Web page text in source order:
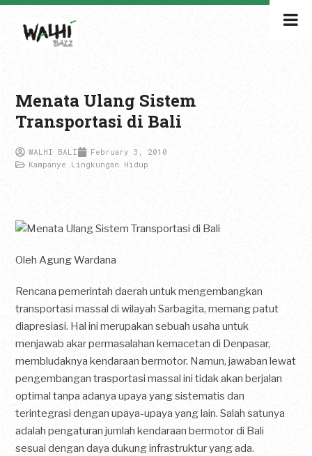
Menata Ulang Sistem
Transportasi di Bali
WALHI BALI
February 3, 2010
Kampanye Lingkungan Hidup
Oleh Agung Wardana
Rencana pemerintah daerah untuk mengembangkan
transportasi massal di wilayah Sarbagita, memang patut
diapresiasi. Hal ini merupakan sebuah usaha untuk
menjawab akar permasalahan kemacetan di Denpasar,
membludaknya kendaraan bermotor. Namun, jawaban lewat
pengembangan trasportasi massal ini tidak akan berjalan
optimal tanpa adanya upaya yang sistematis dan
terintegrasi dengan upaya-upaya yang lain. Salah satunya
adalah pengaturan jumlah kendaraan bermotor di Bali
sesuai dengan daya dukung infrastruktur yang ada.